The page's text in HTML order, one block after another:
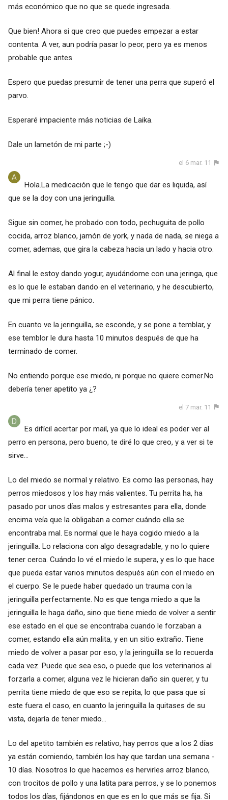
más económico que no que se quede ingresada.
Que bien! Ahora si que creo que puedes empezar a estar
contenta. A ver, aun podría pasar lo peor, pero ya es menos
probable que antes.
Espero que puedas presumir de tener una perra que superó el
parvo.
Esperaré impaciente más noticias de Laika.
Dale un lametón de mi parte ;-)
el 6 mar. 11
Hola.La medicación que le tengo que dar es liquida, así
que se la doy con una jeringuilla.
Sigue sin comer, he probado con todo, pechuguita de pollo
cocida, arroz blanco, jamón de york, y nada de nada, se niega a
comer, ademas, que gira la cabeza hacia un lado y hacia otro.
Al final le estoy dando yogur, ayudándome con una jeringa, que
es lo que le estaban dando en el veterinario, y he descubierto,
que mi perra tiene pánico.
En cuanto ve la jeringuilla, se esconde, y se pone a temblar, y
ese temblor le dura hasta 10 minutos después de que ha
terminado de comer.
No entiendo porque ese miedo, ni porque no quiere comer.No
debería tener apetito ya ¿?
el 7 mar. 11
Es difícil acertar por mail, ya que lo ideal es poder ver al
perro en persona, pero bueno, te diré lo que creo, y a ver si te
sirve...
Lo del miedo se normal y relativo. Es como las personas, hay
perros miedosos y los hay más valientes. Tu perrita ha, ha
pasado por unos días malos y estresantes para ella, donde
encima veía que la obligaban a comer cuándo ella se
encontraba mal. Es normal que le haya cogido miedo a la
jeringuilla. Lo relaciona con algo desagradable, y no lo quiere
tener cerca. Cuándo lo vé el miedo le supera, y es lo que hace
que pueda estar varios minutos después aún con el miedo en
el cuerpo. Se le puede haber quedado un trauma con la
jeringuilla perfectamente. No es que tenga miedo a que la
jeringuilla le haga daño, sino que tiene miedo de volver a sentir
ese estado en el que se encontraba cuando le forzaban a
comer, estando ella aún malita, y en un sitio extraño. Tiene
miedo de volver a pasar por eso, y la jeringuilla se lo recuerda
cada vez. Puede que sea eso, o puede que los veterinarios al
forzarla a comer, alguna vez le hicieran daño sin querer, y tu
perrita tiene miedo de que eso se repita, lo que pasa que si
este fuera el caso, en cuanto la jeringuilla la quitases de su
vista, dejaría de tener miedo...
Lo del apetito también es relativo, hay perros que a los 2 días
ya están comiendo, también los hay que tardan una semana -
10 días. Nosotros lo que hacemos es hervirles arroz blanco,
con trocitos de pollo y una latita para perros, y se lo ponemos
todos los días, fijándonos en que es en lo que más se fija. Si